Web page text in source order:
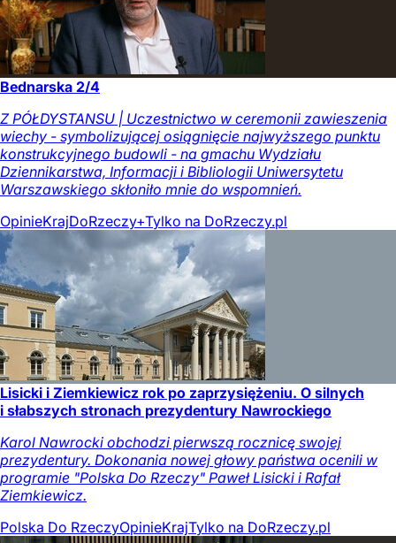
Bednarska 2/4
Z PÓŁDYSTANSU | Uczestnictwo w ceremonii zawieszenia
wiechy - symbolizującej osiągnięcie najwyższego punktu
konstrukcyjnego budowli - na gmachu Wydziału
Dziennikarstwa, Informacji i Bibliologii Uniwersytetu
Warszawskiego skłoniło mnie do wspomnień.
OpinieKrajDoRzeczy+Tylko na DoRzeczy.pl
Lisicki i Ziemkiewicz rok po zaprzysiężeniu. O silnych
i słabszych stronach prezydentury Nawrockiego
Karol Nawrocki obchodzi pierwszą rocznicę swojej
prezydentury. Dokonania nowej głowy państwa ocenili w
programie "Polska Do Rzeczy" Paweł Lisicki i Rafał
Ziemkiewicz.
Polska Do RzeczyOpinieKrajTylko na DoRzeczy.pl